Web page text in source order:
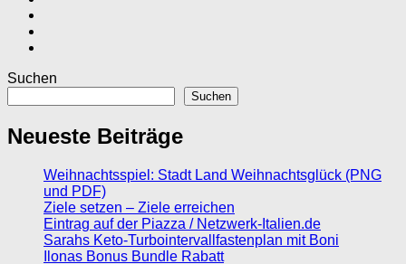
Suchen
Suchen
Neueste Beiträge
Weihnachtsspiel: Stadt Land Weihnachtsglück (PNG
und PDF)
Ziele setzen – Ziele erreichen
Eintrag auf der Piazza / Netzwerk-Italien.de
Sarahs Keto-Turbointervallfastenplan mit Boni
Ilonas Bonus Bundle Rabatt